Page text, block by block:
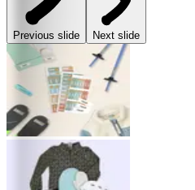
Previous slide Next slide